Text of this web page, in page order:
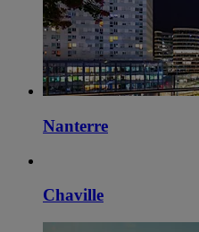
Nanterre
Chaville